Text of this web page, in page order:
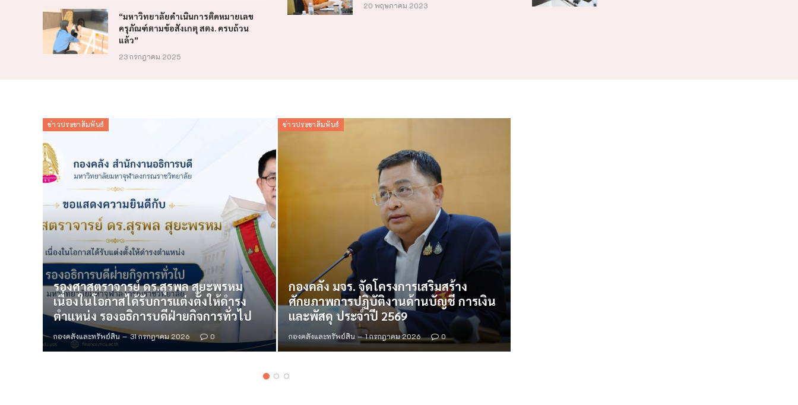
“มหาวิทยาลัยดำเนินการติดหมายเลข
ครุภัณฑ์ตามข้อสังเกตุ สตง. ครบถ้วน
แล้ว”
23 กรกฎาคม 2025
20 พฤษภาคม 2023
ข่าวประชาสัมพันธ์
รองศาสตราจารย์ ดร.สุรพล สุยะพรหม
เนื่องในโอกาสได้รับการแต่งตั้งให้ดำรง
ตำแหน่ง รองอธิการบดีฝ่ายกิจการทั่วไป
กองคลังและทรัพย์สิน 31 กรกฎาคม 2026 0
ข่าวประชาสัมพันธ์
กองคลัง มจร. จัดโครงการเสริมสร้าง
ศักยภาพการปฏิบัติงานด้านบัญชี การเงิน
และพัสดุ ประจำปี 2569
กองคลังและทรัพย์สิน 1 กรกฎาคม 2026 0